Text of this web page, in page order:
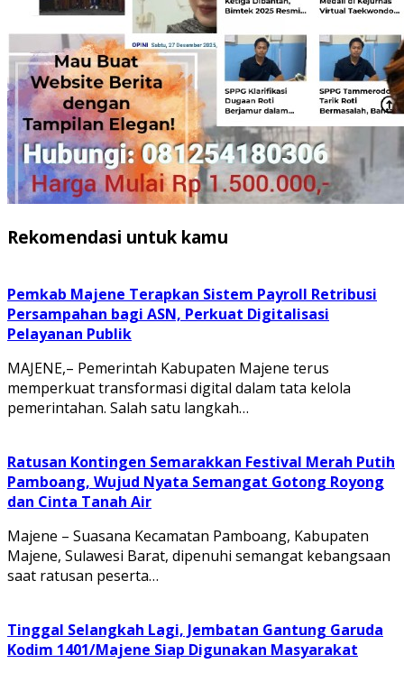
Rekomendasi untuk kamu
Pemkab Majene Terapkan Sistem Payroll Retribusi
Persampahan bagi ASN, Perkuat Digitalisasi
Pelayanan Publik
MAJENE,– Pemerintah Kabupaten Majene terus
memperkuat transformasi digital dalam tata kelola
pemerintahan. Salah satu langkah…
Ratusan Kontingen Semarakkan Festival Merah Putih
Pamboang, Wujud Nyata Semangat Gotong Royong
dan Cinta Tanah Air
Majene – Suasana Kecamatan Pamboang, Kabupaten
Majene, Sulawesi Barat, dipenuhi semangat kebangsaan
saat ratusan peserta…
Tinggal Selangkah Lagi, Jembatan Gantung Garuda
Kodim 1401/Majene Siap Digunakan Masyarakat